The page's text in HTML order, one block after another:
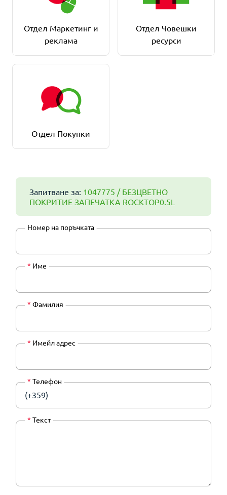
Отдел Маркетинг и
реклама
Отдел Човешки
ресурси
Отдел Покупки
Запитване за: 1047775 / БЕЗЦВЕТНО
ПОКРИТИЕ ЗАПЕЧАТКА ROCKTOP0.5L
Номер на поръчката
* Име
* Фамилия
* Имейл адрес
* Телефон
(+359)
* Текст